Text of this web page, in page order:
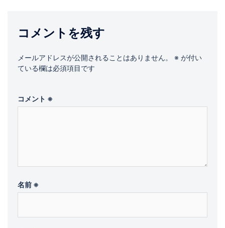
ョコメントを残す
メールアドレスが公開されることはありません。 ※ が付い
ている欄は必須項目です
コメント ※
名前 ※